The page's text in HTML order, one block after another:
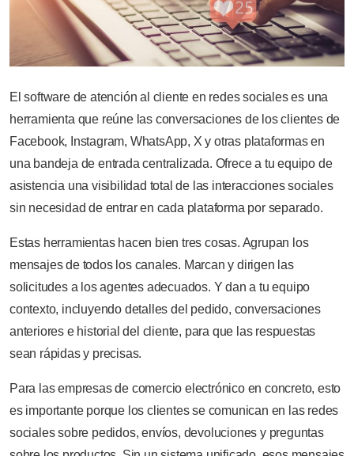
El software de atención al cliente en redes sociales es una
herramienta que reúne las conversaciones de los clientes de
Facebook, Instagram, WhatsApp, X y otras plataformas en
una bandeja de entrada centralizada. Ofrece a tu equipo de
asistencia una visibilidad total de las interacciones sociales
sin necesidad de entrar en cada plataforma por separado.
Estas herramientas hacen bien tres cosas. Agrupan los
mensajes de todos los canales. Marcan y dirigen las
solicitudes a los agentes adecuados. Y dan a tu equipo
contexto, incluyendo detalles del pedido, conversaciones
anteriores e historial del cliente, para que las respuestas
sean rápidas y precisas.
Para las empresas de comercio electrónico en concreto, esto
es importante porque los clientes se comunican en las redes
sociales sobre pedidos, envíos, devoluciones y preguntas